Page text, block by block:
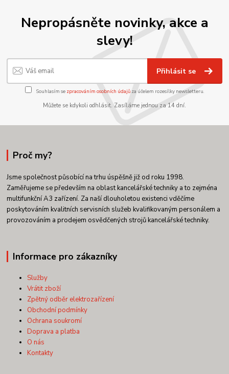
Nepropásněte novinky, akce a
slevy!
Přihlásit se
Souhlasím se zpracováním osobních údajůza účelem rozesílky newsletteru.
Můžete se kdykoli odhlásit. Zasíláme jednou za 14 dní.
Proč my?
Jsme společnost působící na trhu úspěšně již od roku 1998.
Zaměřujeme se především na oblast kancelářské techniky a to zejména
multifunkční A3 zařízení. Za naší dlouholetou existenci vděčíme
poskytováním kvalitních servisních služeb kvalifikovaným personálem a
provozováním a prodejem osvědčených strojů kancelářské techniky.
Informace pro zákazníky
Služby
Vrátit zboží
Zpětný odběr elektrozařízení
Obchodní podmínky
Ochrana soukromí
Doprava a platba
O nás
Kontakty